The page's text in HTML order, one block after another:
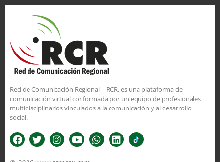
Red de Comunicación Regional – RCR, es una plataforma de
comunicación virtual conformada por un equipo de profesionales
multidisciplinarios vinculados a la comunicación y al desarrollo
social.